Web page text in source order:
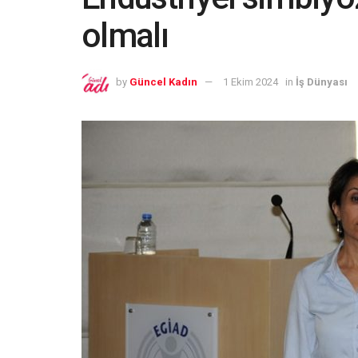
olmalı
by Güncel Kadın 1 Ekim 2024 in İş Dünyası